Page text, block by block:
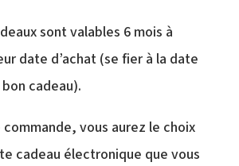
sont valables 6 mois à
date d’achat (se fier à la date
cadeau).
vous aurez le choix
cadeau électronique que vous